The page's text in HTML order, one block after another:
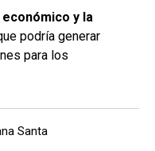
y la
podría generar
para los
Santa